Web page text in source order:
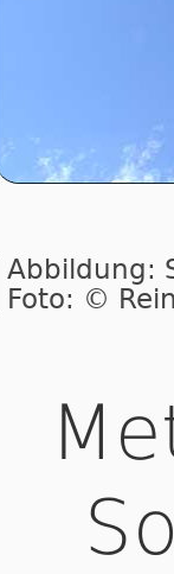
Abbildung:
Foto: ©